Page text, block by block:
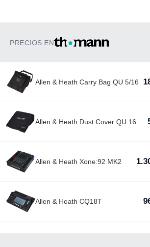
PRECIOS EN
Allen & Heath Carry Bag QU 5/16
Allen & Heath Dust Cover QU 16
Allen & Heath Xone:92 MK2
Allen & Heath CQ18T